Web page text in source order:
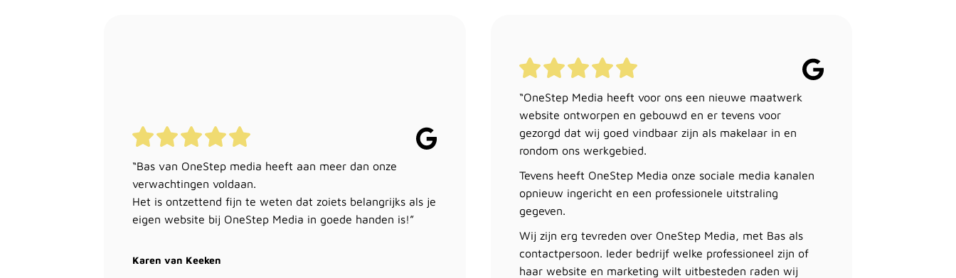
“Bas van OneStep media heeft aan meer dan onze
verwachtingen voldaan.
Het is ontzettend fijn te weten dat zoiets belangrijks als je
eigen website bij OneStep Media in goede handen is!”
Karen van Keeken
“OneStep Media heeft voor ons een nieuwe maatwerk
website ontworpen en gebouwd en er tevens voor
gezorgd dat wij goed vindbaar zijn als makelaar in en
rondom ons werkgebied.
Tevens heeft OneStep Media onze sociale media kanalen
opnieuw ingericht en een professionele uitstraling
gegeven.
Wij zijn erg tevreden over OneStep Media, met Bas als
contactpersoon. Ieder bedrijf welke professioneel zijn of
haar website en marketing wilt uitbesteden raden wij